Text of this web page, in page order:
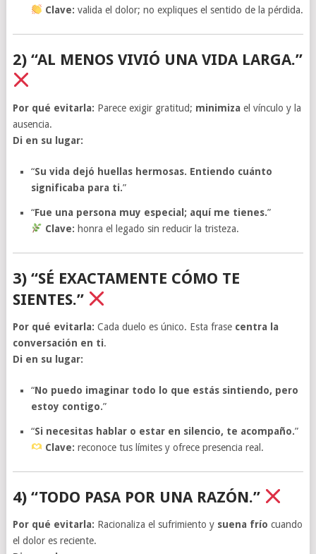
Clave: valida el dolor; no expliques el sentido de la pérdida.
2) “AL MENOS VIVIÓ UNA VIDA LARGA.”
Por qué evitarla: Parece exigir gratitud; minimiza el vínculo y la
ausencia.
Di en su lugar:
“Su vida dejó huellas hermosas. Entiendo cuánto
significaba para ti.”
“Fue una persona muy especial; aquí me tienes.”
Clave: honra el legado sin reducir la tristeza.
3) “SÉ EXACTAMENTE CÓMO TE
SIENTES.”
Por qué evitarla: Cada duelo es único. Esta frase centra la
conversación en ti.
Di en su lugar:
“No puedo imaginar todo lo que estás sintiendo, pero
estoy contigo.”
“Si necesitas hablar o estar en silencio, te acompaño.”
Clave: reconoce tus límites y ofrece presencia real.
4) “TODO PASA POR UNA RAZÓN.”
Por qué evitarla: Racionaliza el sufrimiento y suena frío cuando
el dolor es reciente.